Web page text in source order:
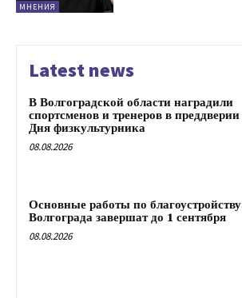
МНЕНИЯ
Latest news
В Волгоградской области наградили
спортсменов и тренеров в преддверии
Дня физкультурника
08.08.2026
Основные работы по благоустройству
Волгограда завершат до 1 сентября
08.08.2026